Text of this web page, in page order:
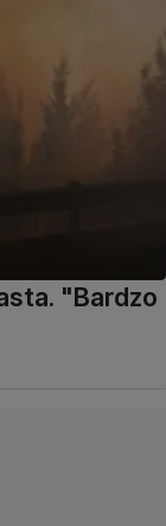
"Bardzo